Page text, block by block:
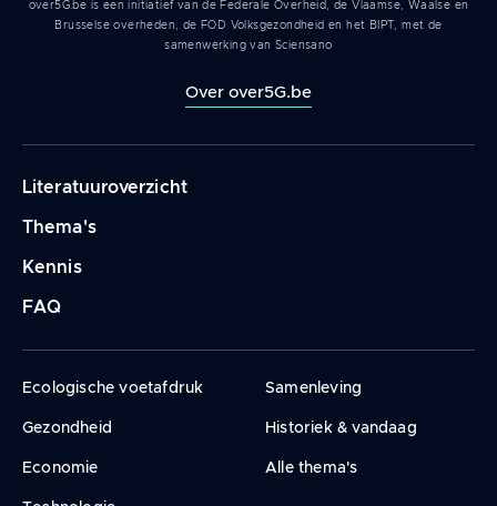
over5G.be is een initiatief van de Federale Overheid, de Vlaamse, Waalse en
Brusselse overheden, de FOD Volksgezondheid en het BIPT, met de
samenwerking van Sciensano
Over over5G.be
principale
Literatuuroverzicht
Thema's
Kennis
FAQ
Ecologische voetafdruk
Gezondheid
Economie
Samenleving
Historiek & vandaag
Alle thema's